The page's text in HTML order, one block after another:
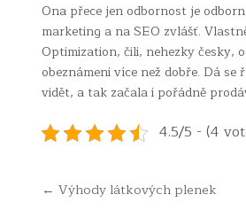
Ona přece jen odbornost je
marketing a na SEO zvlášť.
Optimization, čili, nehezky česky,
obeznámeni více než dobře. Dá
vidět, a tak začala i pořádně
4.5/5 - (4
Navigace
← Výhody látkových plenek